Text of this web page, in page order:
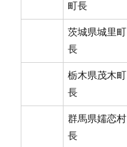
町長
茨城県城里町
長
栃木県茂木町
長
群馬県嬬恋村
長